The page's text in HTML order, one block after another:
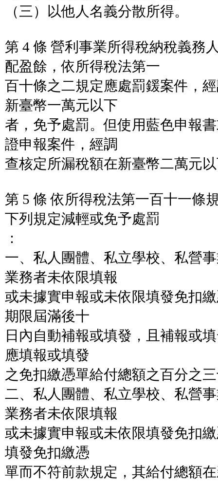
（三）以他人名義分散所得。
第 4 條 營利事業所得稅納稅義務
配盈餘，依所得稅法第一
百十條之二規定應處罰鍰案件，
新臺幣一萬元以下
者，免予處罰。但使用藍色申報
證申報案件，經調
查核定所漏稅額在新臺幣二萬元
第 5 條 依所得稅法第一百十一條
下列規定減輕或免予處罰
：
一、私人團體、私立學校、私營
業務者未依限填報
或未據實申報或未依限填發免扣
期限屆滿後十
日內自動補報或填發，且補報或
應填報或填發
之免扣繳憑單給付總額之百分之
二、私人團體、私立學校、私營
業務者未依限填報
或未據實申報或未依限填發免扣
填發免扣繳憑
單而不符前款規定，其給付總額